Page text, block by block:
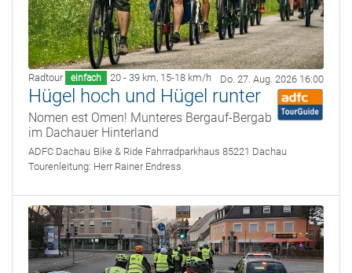
Radtour einfach 20 - 39 km, 15-18 km/h Do. 27. Aug. 2026 16:00
Hügel hoch und Hügel runter
Nomen est Omen! Munteres Bergauf-Bergab
im Dachauer Hinterland
ADFC Dachau Bike & Ride Fahrradparkhaus 85221 Dachau
Tourenleitung: Herr Rainer Endress